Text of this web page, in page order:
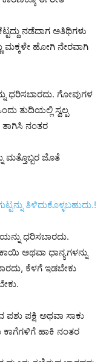
ನಡೆದಾಗ ಅತಿಥಿಗಳು
ಮಕ್ಕಳೇ ಹೋಗಿ ನೇರವಾಗಿ
ಧರಿಸಬಾರದು. ಗೋವುಗಳ
ತುದಿಯಲ್ಲಿ ಸ್ವಲ್ಪ
ನಂತರ
ಜೊತೆ
ತಿಳಿದುಕೊಳ್ಳಬಹುದು.!
ಧರಿಸಬಾರದು.
ಅಥವಾ ಧಾನ್ಯಗಳನ್ನು
ಕೆಳಗೆ ಇಡಬೇಕು
ಪಕ್ಷಿ ಅಥವಾ ಸಾಕು
ಹಾಕಿ ನಂತರ